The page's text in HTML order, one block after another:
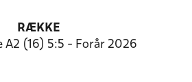
RÆKKE
A2 (16) 5:5 - Forår 2026